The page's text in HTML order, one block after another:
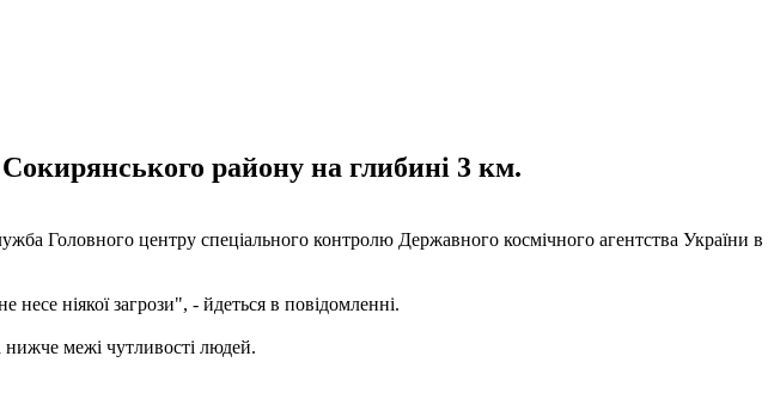
району на глибині 3 км.
Головного центру спеціального контролю Державного космічного агентства України в
ніякої загрози", - йдеться в повідомленні.
нижче межі чутливості людей.